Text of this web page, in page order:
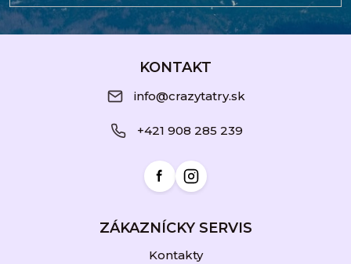
KONTAKT
info@crazytatry.sk
+421 908 285 239
ZÁKAZNÍCKY SERVIS
Kontakty